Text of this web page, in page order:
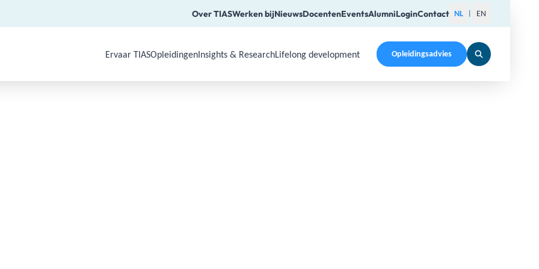
Over TIASWerken bijNieuwsDocentenEventsAlumniLoginContact NL EN
Use Arrow Down, Enter or Space to open a submenu. Use Arrow Up, Home, End to navigate items
Ervaar TIASOpleidingenInsights & ResearchLifelong development Opleidingsadvies